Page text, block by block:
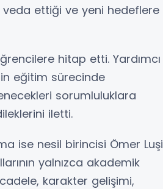
veda ettiği ve yeni hedeflere
hitap etti. Yardımcı
eğitim sürecinde
sorumluluklara
iletti.
ise nesil birincisi Ömer Luşi
yalnızca akademik
karakter gelişimi,